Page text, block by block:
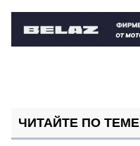
ЧИТАЙТЕ ПО ТЕМЕ